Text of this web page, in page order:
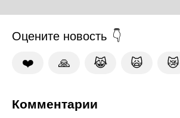
Оцените новость
❤️ 🙏 😹 🙀 😿
Комментарии